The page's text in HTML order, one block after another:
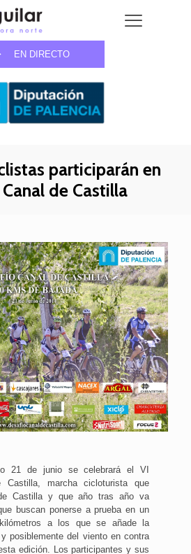
EN DIRECTO
participarán en
de Castilla
21 de junio se celebrará el VI
Castilla, marcha cicloturista que
Castilla y que año tras año va
buscan ponerse a prueba en un
a los que se añade la
posiblemente del viento en contra
edición. Los participantes y sus